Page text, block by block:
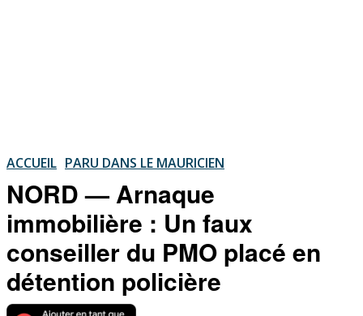
ACCUEIL PARU DANS LE MAURICIEN
NORD — Arnaque
immobilière : Un faux
conseiller du PMO placé en
détention policière